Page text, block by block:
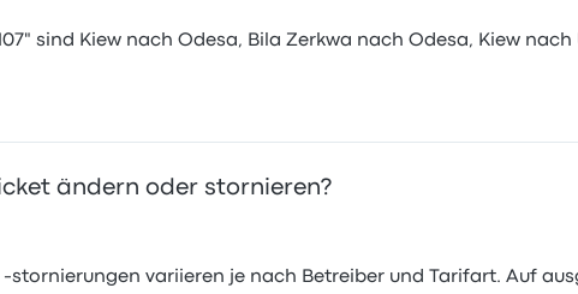
sind Kiew nach Odesa, Bila Zerkwa nach Odesa, Kiew
ändern oder stornieren?
variieren je nach Betreiber und Tarifart. Auf